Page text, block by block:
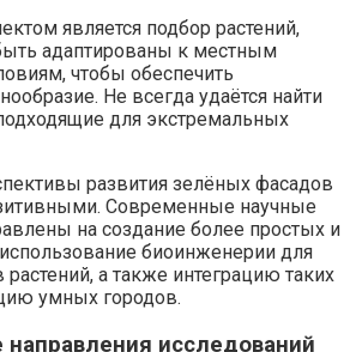
является подбор растений,
адаптированы к местным
чтобы обеспечить
Не всегда удаётся найти
для экстремальных
развития зелёных фасадов
Современные научные
на создание более простых и
биоинженерии для
а также интеграцию таких
умных городов.
исследований